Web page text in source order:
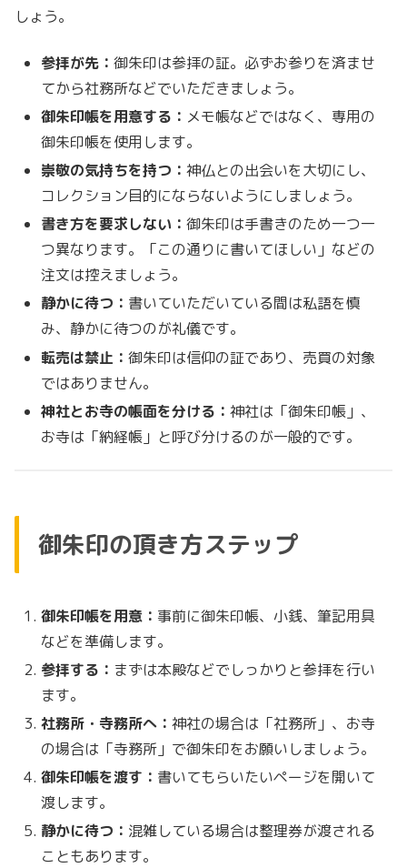
しょう。
参拝が先：御朱印は参拝の証。必ずお参りを済ませ
てから社務所などでいただきましょう。
御朱印帳を用意する： メモ帳などではなく、専用の
御朱印帳を使用します。
崇敬の気持ちを持つ：神仏との出会いを大切にし、
コレクション目的にならないようにしましょう。
書き方を要求しない：御朱印は手書きのため一つ一
つ異なります。「この通りに書いてほしい」などの
注文は控えましょう。
静かに待つ： 書いていただいている間は私語を慎
み、静かに待つのが礼儀です。
転売は禁止：御朱印は信仰の証であり、売買の対象
ではありません。
神社とお寺の帳面を分ける：神社は「御朱印帳」、
お寺は「納経帳」と呼び分けるのが一般的です。
御朱印の頂き方ステップ
御朱印帳を用意： 事前に御朱印帳、小銭、筆記用具
などを準備します。
参拝する： まずは本殿などでしっかりと参拝を行い
ます。
社務所・寺務所へ：神社の場合は「社務所」、お寺
の場合は「寺務所」で御朱印をお願いしましょう。
御朱印帳を渡す： 書いてもらいたいページを開いて
渡します。
静かに待つ： 混雑している場合は整理券が渡される
こともあります。